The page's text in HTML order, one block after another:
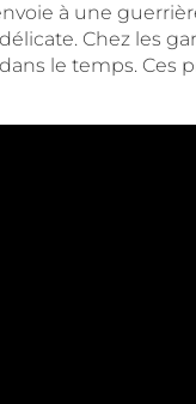
à une
Chez les
le temps. Ces